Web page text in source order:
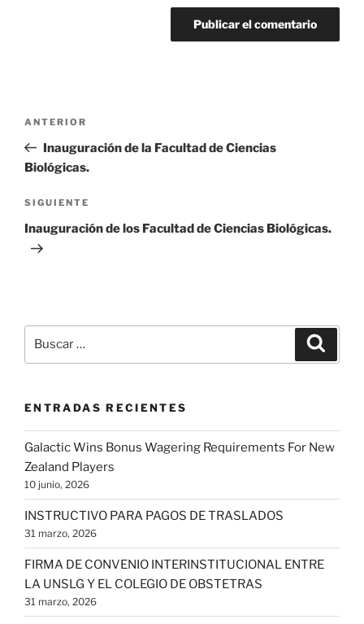
entradas
Entrada
anterior:
ANTERIOR
Inauguración de la Facultad de Ciencias
Biológicas.
Siguiente
entrada
SIGUIENTE
Inauguración de los Facultad de Ciencias Biológicas.
por:
ENTRADAS RECIENTES
Galactic Wins Bonus Wagering Requirements For New
Zealand Players
10 junio, 2026
INSTRUCTIVO PARA PAGOS DE TRASLADOS
31 marzo, 2026
FIRMA DE CONVENIO INTERINSTITUCIONAL ENTRE
LA UNSLG Y EL COLEGIO DE OBSTETRAS
31 marzo, 2026